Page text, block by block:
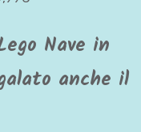
Nave in
anche il